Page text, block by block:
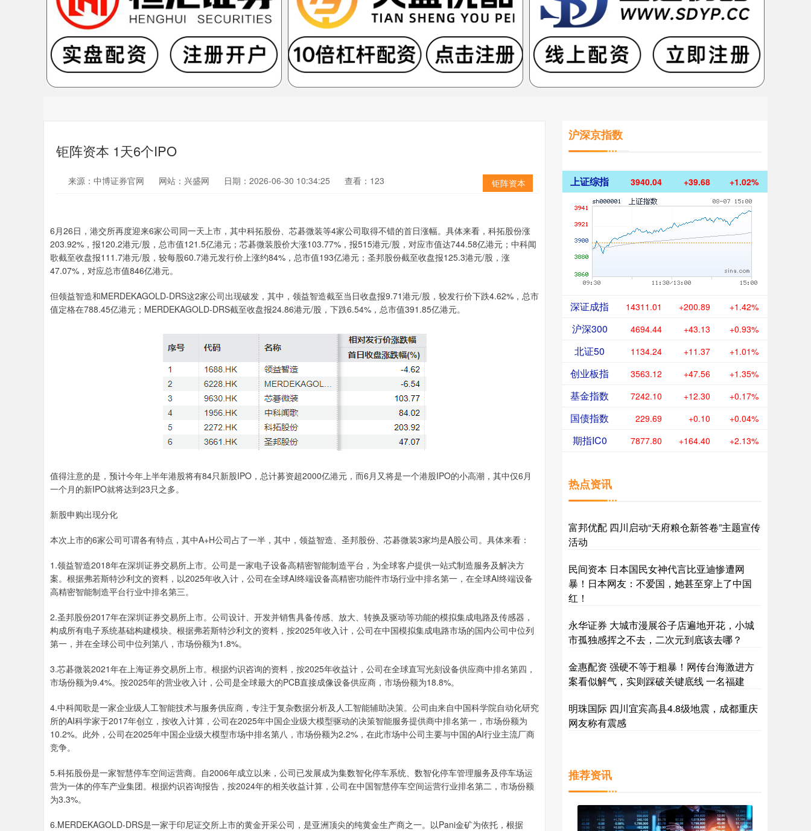
钜阵资本 1天6个IPO
钜阵资本
来源：中博证券官网 网站：兴盛网 日期：2026-06-30 10:34:25 查看：123
6月26日，港交所再度迎来6家公司同一天上市，其中科拓股份、芯碁微装等4家公司取得不错的首日涨幅。具体来看，科拓股份涨
203.92%，报120.2港元/股，总市值121.5亿港元；芯碁微装股价大涨103.77%，报515港元/股，对应市值达744.58亿港元；中科闻
歌截至收盘报111.7港元/股，较每股60.7港元发行价上涨约84%，总市值193亿港元；圣邦股份截至收盘报125.3港元/股，涨
47.07%，对应总市值846亿港元。
但领益智造和MERDEKAGOLD-DRS这2家公司出现破发，其中，领益智造截至当日收盘报9.71港元/股，较发行价下跌4.62%，总市
值定格在788.45亿港元；MERDEKAGOLD-DRS截至收盘报24.86港元/股，下跌6.54%，总市值391.85亿港元。
值得注意的是，预计今年上半年港股将有84只新股IPO，总计募资超2000亿港元，而6月又将是一个港股IPO的小高潮，其中仅6月
一个月的新IPO就将达到23只之多。
新股申购出现分化
本次上市的6家公司可谓各有特点，其中A+H公司占了一半，其中，领益智造、圣邦股份、芯碁微装3家均是A股公司。具体来看：
1.领益智造2018年在深圳证券交易所上市。公司是一家电子设备高精密智能制造平台，为全球客户提供一站式制造服务及解决方
案。根据弗若斯特沙利文的资料，以2025年收入计，公司在全球AI终端设备高精密功能件市场行业中排名第一，在全球AI终端设备
高精密智能制造平台行业中排名第三。
2.圣邦股份2017年在深圳证券交易所上市。公司设计、开发并销售具备传感、放大、转换及驱动等功能的模拟集成电路及传感器，
构成所有电子系统基础构建模块。根据弗若斯特沙利文的资料，按2025年收入计，公司在中国模拟集成电路市场的国内公司中位列
第一，并在全球公司中位列第八，市场份额为1.8%。
3.芯碁微装2021年在上海证券交易所上市。根据灼识咨询的资料，按2025年收益计，公司在全球直写光刻设备供应商中排名第四，
市场份额为9.4%。按2025年的营业收入计，公司是全球最大的PCB直接成像设备供应商，市场份额为18.8%。
4.中科闻歌是一家企业级人工智能技术与服务供应商，专注于复杂数据分析及人工智能辅助决策。公司由来自中国科学院自动化研究
所的AI科学家于2017年创立，按收入计算，公司在2025年中国企业级大模型驱动的决策智能服务提供商中排名第一，市场份额为
10.2%。此外，公司在2025年中国企业级大模型市场中排名第八，市场份额为2.2%，在此市场中公司主要与中国的AI行业主流厂商
竞争。
5.科拓股份是一家智慧停车空间运营商。自2006年成立以来，公司已发展成为集数智化停车系统、数智化停车管理服务及停车场运
营为一体的停车产业集团。根据灼识咨询报告，按2024年的相关收益计算，公司在中国智慧停车空间运营行业排名第二，市场份额
为3.3%。
6.MERDEKAGOLD-DRS是一家于印尼证交所上市的黄金开采公司，是亚洲顶尖的纯黄金生产商之一。以Pani金矿为依托，根据
沪深京指数
上证综指 3940.04 +39.68 +1.02%
深证成指 14311.01 +200.89 +1.42%
沪深300 4694.44 +43.13 +0.93%
北证50 1134.24 +11.37 +1.01%
创业板指 3563.12 +47.56 +1.35%
基金指数 7242.10 +12.30 +0.17%
国债指数 229.69 +0.10 +0.04%
期指IC0 7877.80 +164.40 +2.13%
热点资讯
富邦优配 四川启动“天府粮仓新答卷”主题宣传
活动
民间资本 日本国民女神代言比亚迪惨遭网
暴！日本网友：不爱国，她甚至穿上了中国
红！
永华证券 大城市漫展谷子店遍地开花，小城
市孤独感挥之不去，二次元到底该去哪？
金惠配资 强硬不等于粗暴！网传台海激进方
案看似解气，实则踩破关键底线 一名福建
明珠国际 四川宜宾高县4.8级地震，成都重庆
网友称有震感
推荐资讯